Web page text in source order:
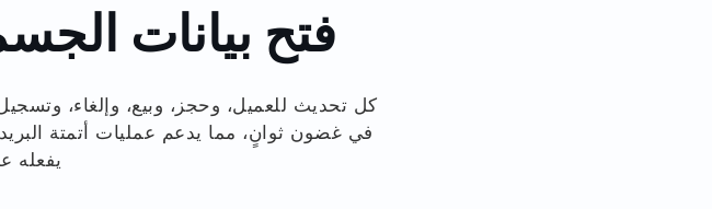
فتح بيانات
في غضون ثوانٍ، مما يدعم عمليات أتمتة البريد
يفعله